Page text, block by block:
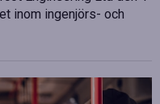
inom ingenjörs- och